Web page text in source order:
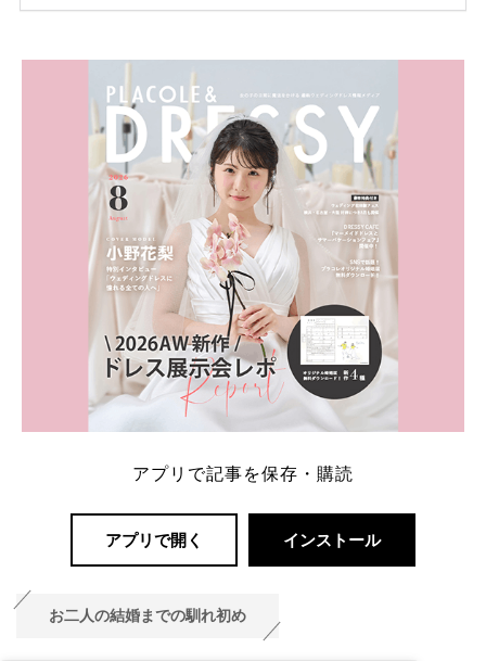
ため、比較せずに選ぶと損をしてしまうことも……。
内容：特典金額・条件・応募方法・注意点 「どこが
一番お得？」「プラコレの特典は？」といった疑問も
解決します。 まずは診断で候補を絞れる「ウェディ
ング診断」か、体験型 […]
続きを読む
アプリで記事を保存・購読
アプリで開く インストール
お二人の結婚までの馴れ初め